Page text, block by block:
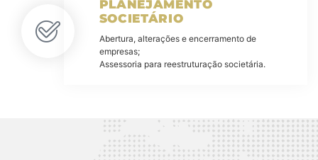
PLANEJAMENTO
SOCIETÁRIO
Abertura, alterações e encerramento de
empresas;
Assessoria para reestruturação societária.